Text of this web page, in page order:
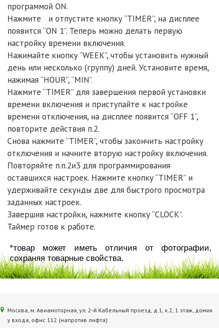
программой ON.
Нажмите и отпустите кнопку “TIMER”, на дисплее
появится “ON 1”. Теперь можно делать первую
настройку времени включения.
Нажимайте кнопку “WEEK”, чтобы установить нужный
день или несколько (группу) дней. Установите время,
нажимая “HOUR”, “MIN”.
Нажмите “TIMER” для завершения первой установки
времени включения и приступайте к настройке
времени отключения, на дисплее появится “OFF 1”,
повторите действия п.2.
Снова нажмите “TIMER”, чтобы закончить настройку
отключения и начните вторую настройку включения.
Повторяйте п.п.2и3 для программирования
оставшихся настроек. Нажмите кнопку “TIMER” и
удерживайте секунды две для быстрого просмотра
заданных настроек.
Завершив настройки, нажмите кнопку “CLOCK”.
Таймер готов к работе.
*товар может иметь отличия от фотографии,
сохраняя товарные свойства.
Москва, м. Авиамоторная, ул. 2‑й Кабельный проезд, д.1, к.2, 1 этаж, домик
у входа, офис 112 (напротив лифта)